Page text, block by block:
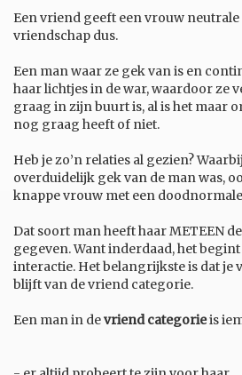
Een vriend geeft een vrouw
vriendschap dus.
Een man waar ze gek van is en
haar lichtjes in de war, waardoor ze
graag in zijn buurt is, al is het maar
nog graag heeft of niet.
Heb je zo’n relaties al gezien?
overduidelijk gek van de man was,
knappe vrouw met een
Dat soort man heeft haar METEEN
gegeven. Want inderdaad, het
interactie. Het belangrijkste is dat je
blijft van de vriend categorie.
Een man in devriend categorieis